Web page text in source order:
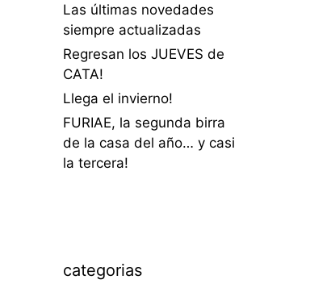
Las últimas novedades
siempre actualizadas
Regresan los JUEVES de
CATA!
Llega el invierno!
FURIAE, la segunda birra
de la casa del año… y casi
la tercera!
categorias